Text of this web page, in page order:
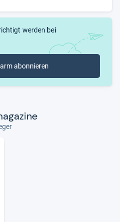
werden bei
abonnieren